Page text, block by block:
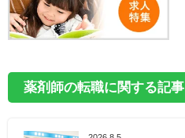
薬剤師の転職に関する記事